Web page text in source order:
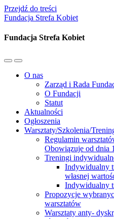
Przejdź do treści
Fundacja Strefa Kobiet
Fundacja Strefa Kobiet
Przełącz
mobilne
Przełącz
pole
wyszukiwania
O nas
Zarząd i Rada
O Fundacji
Statut
Aktualności
Ogłoszenia
Warsztaty/Szkolenia/
Regulamin
Obowiązuje od dnia
Treningi
Indywidualny
własnej
Indywidualny
Propozycje
warsztatów
Warsztaty anty-